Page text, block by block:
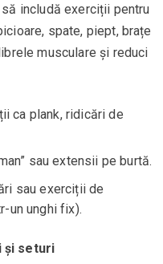
includă exerciții pentru
spate, piept, brațe
musculare și reduci
ca plank, ridicări de
sau extensii pe burtă.
sau exerciții de
un unghi fix).
și seturi